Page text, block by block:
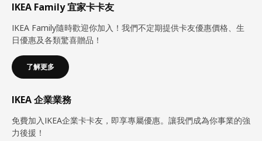
IKEA Family 宜家卡卡友
IKEA Family隨時歡迎你加入！我們不定期提供卡友優惠價格、生
日優惠及各類驚喜贈品！
了解更多
IKEA 企業業務
免費加入IKEA企業卡卡友，即享專屬優惠。讓我們成為你事業的強
力後援！